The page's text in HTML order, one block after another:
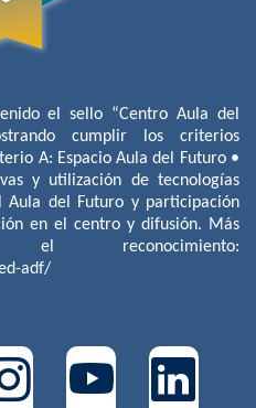
el sello “Centro Aula del
cumplir los criterios
A: Espacio Aula del Futuro •
y utilización de tecnologías
del Futuro y participación
en el centro y difusión. Más
el reconocimiento:
adf/